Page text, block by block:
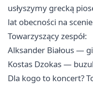
usłyszymy grecką
lat obecności na
Towarzyszący zespół:
Alksander Białous —
Kostas Dzokas —
Dla kogo to koncert?